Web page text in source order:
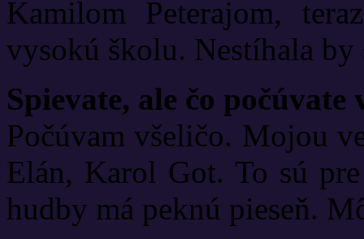
Kamilom Peterajom,
vysokú školu. Nestíhala by
Spievate, ale čo počúvate
Počúvam všeličo. Mojou
Elán, Karol Got. To sú
hudby má peknú pieseň.